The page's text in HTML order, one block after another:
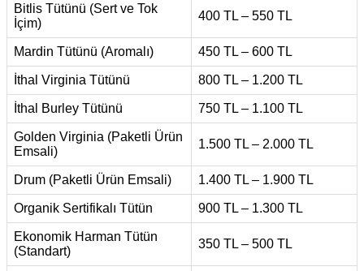
Bitlis Tütünü (Sert ve Tok
İçim)
400 TL – 550 TL
Mardin Tütünü (Aromalı) 450 TL – 600 TL
İthal Virginia Tütünü 800 TL – 1.200 TL
İthal Burley Tütünü 750 TL – 1.100 TL
Golden Virginia (Paketli Ürün
Emsali)
1.500 TL – 2.000 TL
Drum (Paketli Ürün Emsali) 1.400 TL – 1.900 TL
Organik Sertifikalı Tütün 900 TL – 1.300 TL
Ekonomik Harman Tütün
(Standart)
350 TL – 500 TL